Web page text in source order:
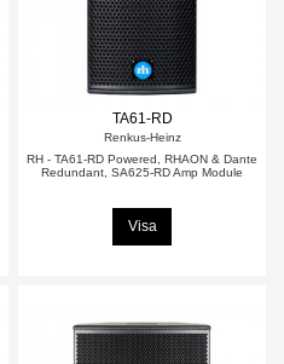
TA61-RD
Renkus-Heinz
RH - TA61-RD Powered, RHAON & Dante
Redundant, SA625-RD Amp Module
Visa